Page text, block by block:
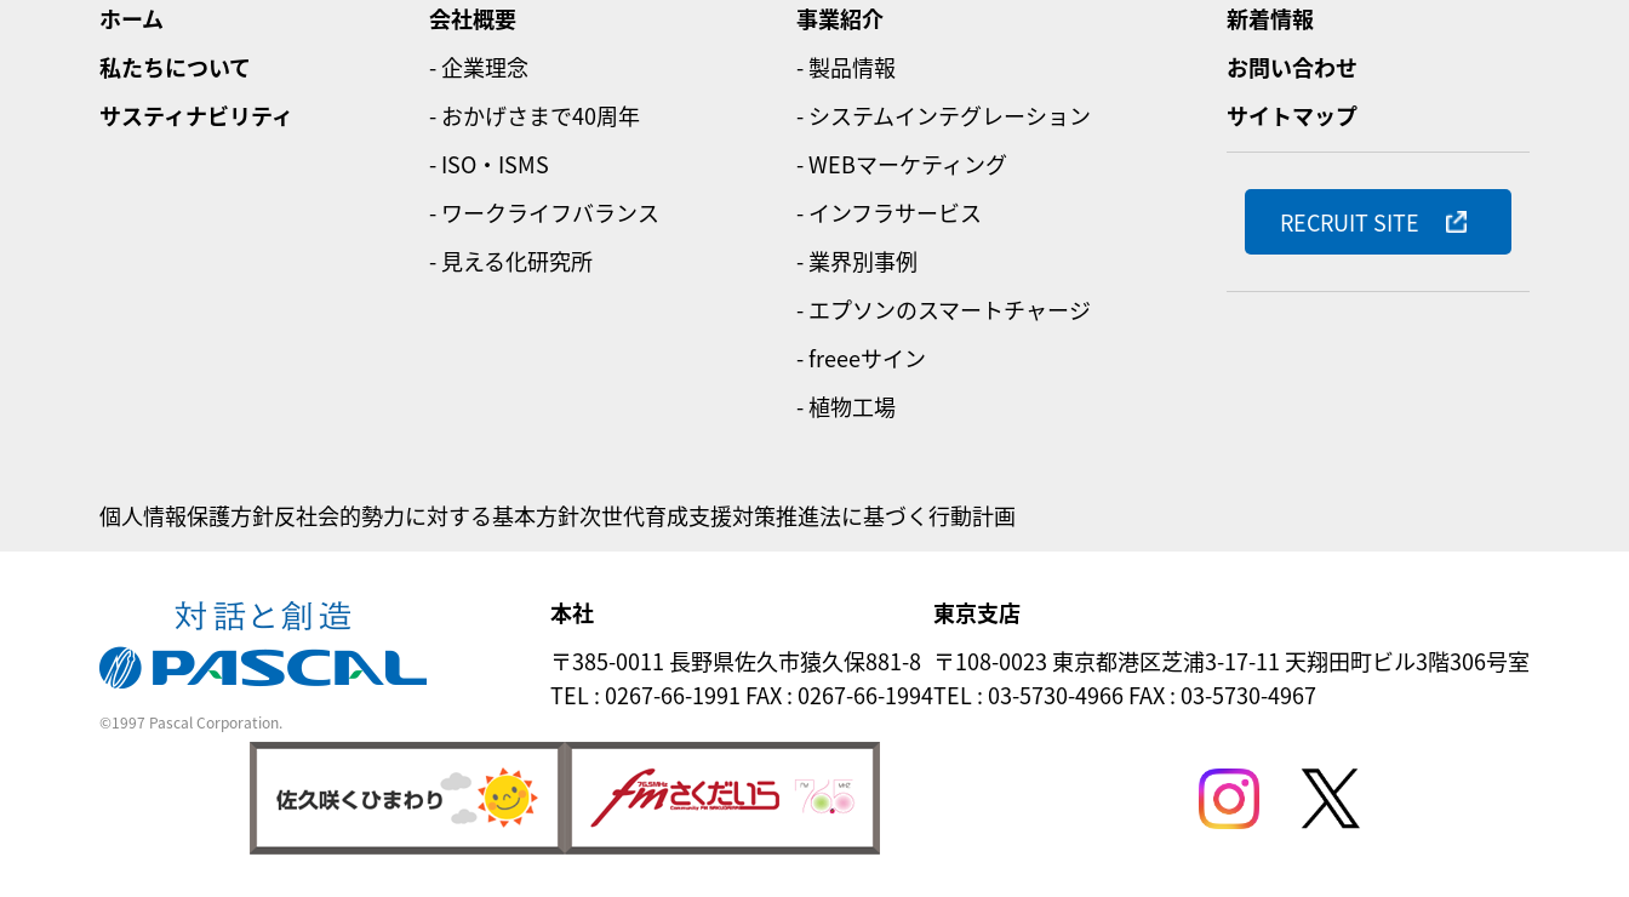
ホーム
私たちについて
サスティナビリティ
会社概要
- 企業理念
- おかげさまで40周年
- ISO・ISMS
- ワークライフバランス
- 見える化研究所
事業紹介
- 製品情報
- システムインテグレーション
- WEBマーケティング
- インフラサービス
- 業界別事例
- エプソンのスマートチャージ
- freeeサイン
- 植物工場
新着情報
お問い合わせ
サイトマップ
RECRUIT SITE
個人情報保護方針反社会的勢力に対する基本方針次世代育成支援対策推進法に基づく行動計画
©1997 Pascal Corporation.
本社
〒385-0011 長野県佐久市猿久保881-8
TEL : 0267-66-1991 FAX : 0267-66-1994
東京支店
〒108-0023 東京都港区芝浦3-17-11 天翔田町ビル3階306号室
TEL : 03-5730-4966 FAX : 03-5730-4967